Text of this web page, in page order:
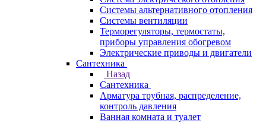
Системы альтернативного отопления
Системы вентиляции
Терморегуляторы, термостаты,
приборы управления обогревом
Электрические приводы и двигатели
Сантехника
Назад
Сантехника
Арматура трубная, распределение,
контроль давления
Ванная комната и туалет